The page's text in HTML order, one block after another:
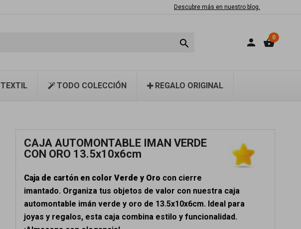
Descubre más en nuestro blog.
 person shopping_basket0
TEXTIL TODO COLECCIÓN REGALO ORIGINAL
CAJA AUTOMONTABLE IMAN VERDE
CON ORO 13.5x10x6cm
Caja de cartón en color Verde y Oro con cierre
imantado. Organiza tus objetos de valor con nuestra caja
automontable imán verde y oro de 13.5x10x6cm. Ideal para
joyas y regalos, esta caja combina estilo y funcionalidad.